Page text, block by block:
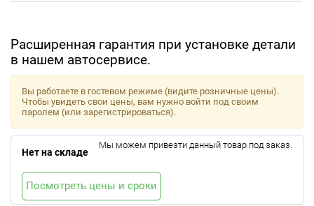
Расширенная гарантия при установке детали
в нашем автосервисе.
Вы работаете в гостевом режиме (видите розничные цены).
Чтобы увидеть свои цены, вам нужно войти под своим
паролем (или зарегистрироваться).
Нет на складе
Мы можем привезти данный товар под заказ.
Посмотреть цены и сроки